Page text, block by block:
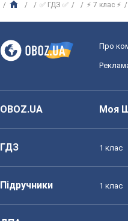
✅ ГДЗ ✅ ⚡ 7 клас ⚡
Про
OBOZ.UA Моя
ГДЗ 1 клас
Підручники 1 клас